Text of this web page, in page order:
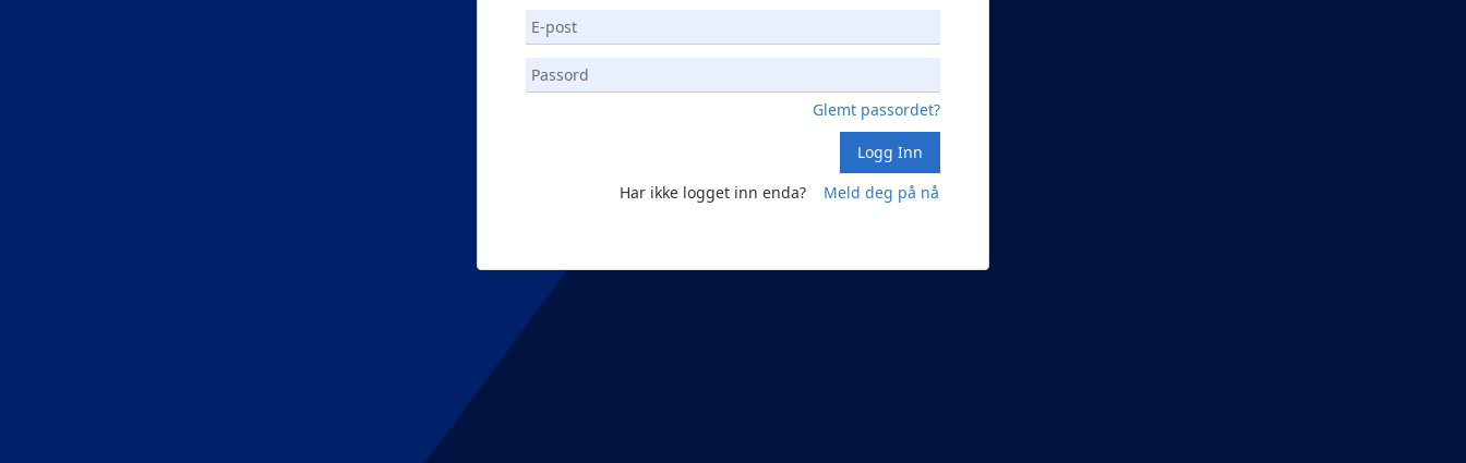
Glemt passordet?
Logg Inn
Har ikke logget inn enda?
Meld deg på nå